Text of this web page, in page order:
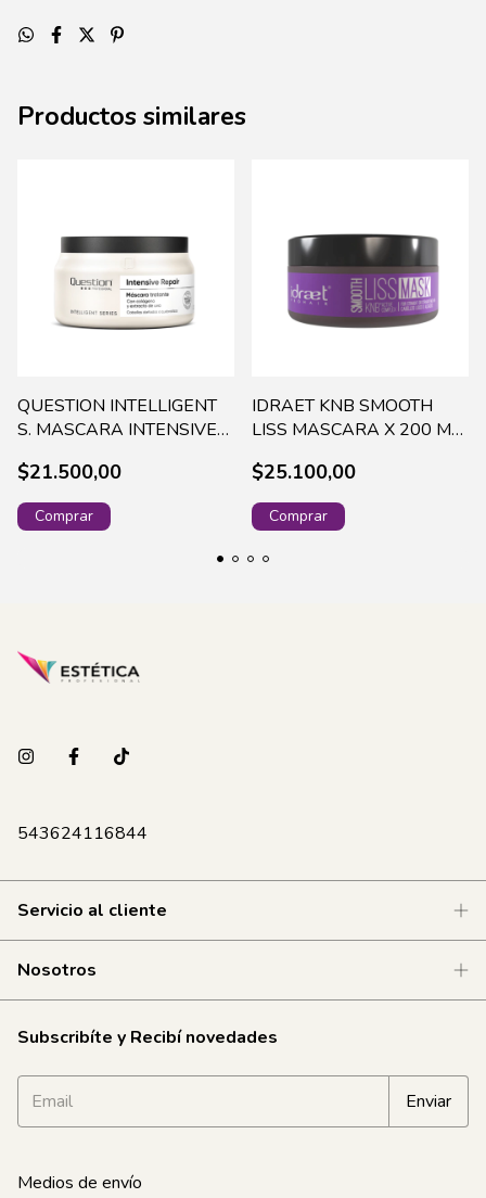
Productos similares
QUESTION INTELLIGENT
S. MASCARA INTENSIVE
$21.500,00
IDRAET KNB SMOOTH
LISS MASCARA X 200 ML
$25.100,00
543624116844
Servicio al cliente
Nosotros
Subscribíte y Recibí novedades
Medios de envío